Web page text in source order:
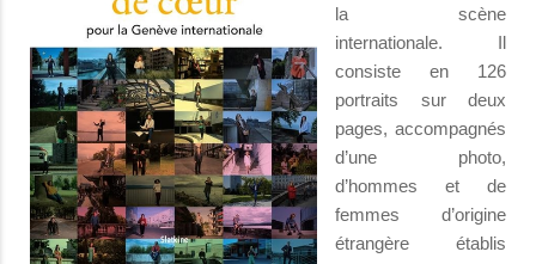
la scène
internationale. Il
consiste en 126
portraits sur deux
pages, accompagnés
d’une photo,
d’hommes et de
femmes d’origine
étrangère établis